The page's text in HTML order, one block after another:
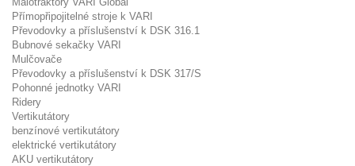
Přímopřipojitelné stroje k VARI
Převodovky a příslušenství k DSK 316.1
Bubnové sekačky VARI
Mulčovače
Převodovky a příslušenství k DSK 317/S
Pohonné jednotky VARI
Ridery
Vertikutátory
benzínové vertikutátory
elektrické vertikutátory
AKU vertikutátory